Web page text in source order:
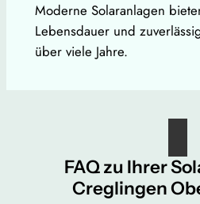
Moderne Solaranlagen
Lebensdauer und
über viele Jahre.
FAQ zu Ihrer
Creglingen